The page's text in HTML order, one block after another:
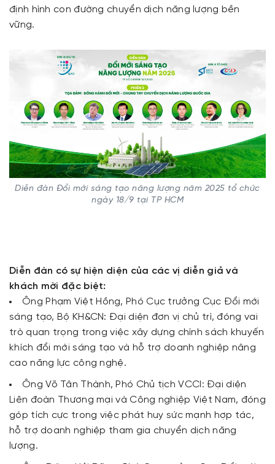
định hình con đường chuyển dịch năng lượng bền
vững.
Diễn đàn Đổi mới sáng tạo năng lượng năm 2025 tổ chức
ngày 18/9 tại TP HCM
Diễn đàn có sự hiện diện của các vị diễn giả và
khách mời đặc biệt:
Ông Phạm Việt Hồng, Phó Cục trưởng Cục Đổi mới
sáng tạo, Bộ KH&CN: Đại diện đơn vị chủ trì, đóng vai
trò quan trọng trong việc xây dựng chính sách khuyến
khích đổi mới sáng tạo và hỗ trợ doanh nghiệp nâng
cao năng lực công nghệ.
Ông Võ Tân Thành, Phó Chủ tịch VCCI: Đại diện
Liên đoàn Thương mại và Công nghiệp Việt Nam, đóng
góp tích cực trong việc phát huy sức mạnh hợp tác,
hỗ trợ doanh nghiệp tham gia chuyển dịch năng
lượng.